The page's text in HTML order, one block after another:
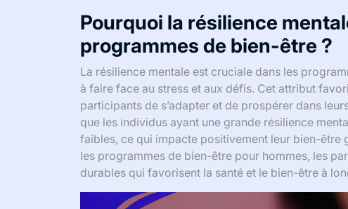
Pourquoi la résilience
programmes de bien-être ?
La résilience mentale est cruciale dans les
à faire face au stress et aux défis. Cet attribut
participants de s’adapter et de prospérer dans
que les individus ayant une grande résilience
faibles, ce qui impacte positivement leur bien-être
les programmes de bien-être pour hommes, les
durables qui favorisent la santé et le bien-être à